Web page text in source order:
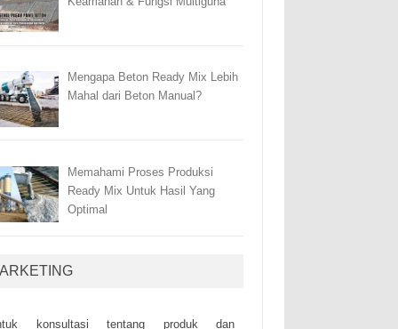
Mengapa Beton Ready Mix Lebih
Mahal dari Beton Manual?
Memahami Proses Produksi
Ready Mix Untuk Hasil Yang
Optimal
kоnsultаsі tеntаng рrоduk dаn